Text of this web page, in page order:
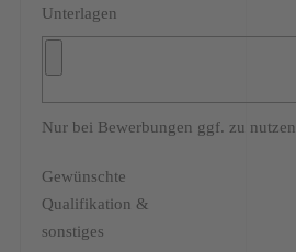
Unterlagen
Nur bei Bewerbungen ggf. zu nutzen
Gewünschte
Qualifikation &
sonstiges